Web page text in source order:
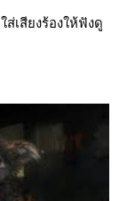
เสียงร้องให้ฟังดู